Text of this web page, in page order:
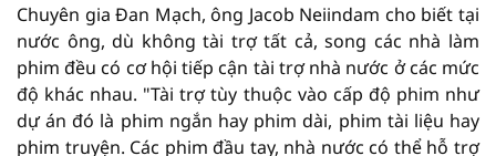
Chuyên gia Đan Mạch, ông Jacob Neiindam cho biết tại
nước ông, dù không tài trợ tất cả, song các nhà làm
phim đều có cơ hội tiếp cận tài trợ nhà nước ở các mức
độ khác nhau. "Tài trợ tùy thuộc vào cấp độ phim như
dự án đó là phim ngắn hay phim dài, phim tài liệu hay
phim truyện. Các phim đầu tay, nhà nước có thể hỗ trợ